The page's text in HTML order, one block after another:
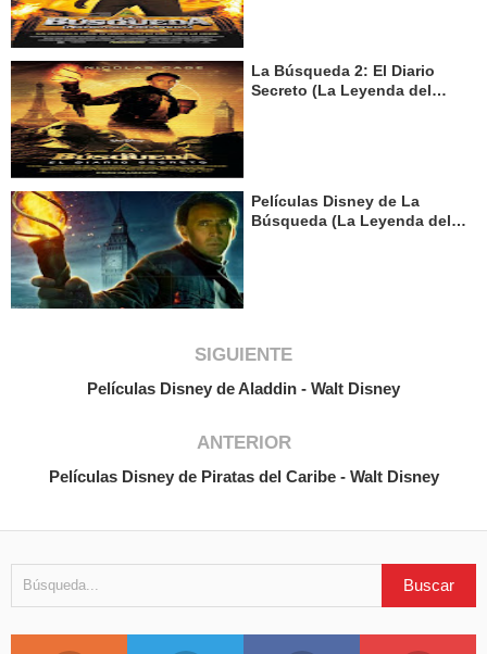
La Búsqueda 2: El Diario
Secreto (La Leyenda del
Películas Disney de La
Búsqueda (La Leyenda del
SIGUIENTE
Películas Disney de Aladdin - Walt Disney
ANTERIOR
Películas Disney de Piratas del Caribe - Walt Disney